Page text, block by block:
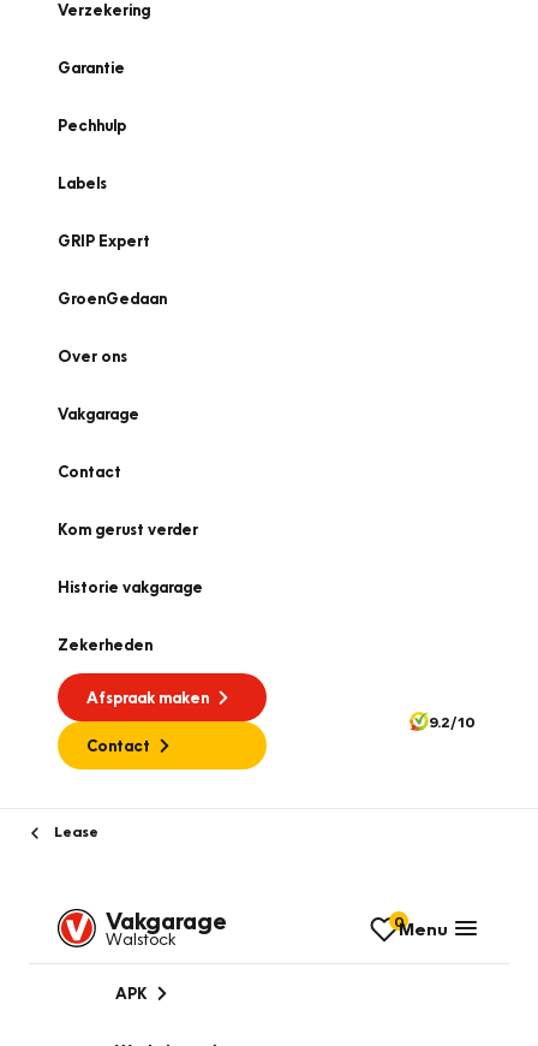
Verzekering
Garantie
Pechhulp
Labels
GRIP Expert
GroenGedaan
Over ons
Vakgarage
Contact
Kom gerust verder
Historie vakgarage
Zekerheden
Afspraak maken
Contact
9.2/10
Lease